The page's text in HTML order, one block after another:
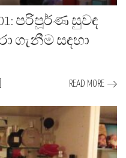
පරිපූර්ණ සුවඳ
ගැනීම සඳහා
READ MORE